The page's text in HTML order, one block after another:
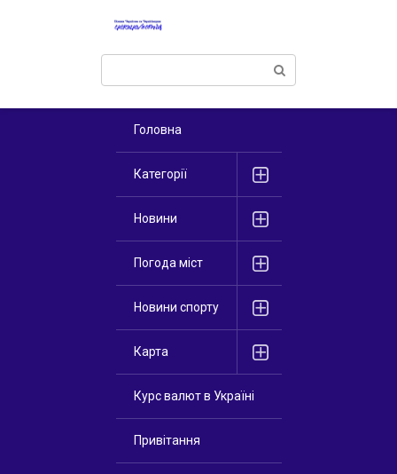
Поиск:
Головна
Категорії
Новини
Погода міст
Новини спорту
Карта
Курс валют в Україні
Привітання